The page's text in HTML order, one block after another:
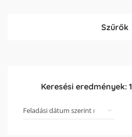
Szűrők
Keresési eredmények: 1